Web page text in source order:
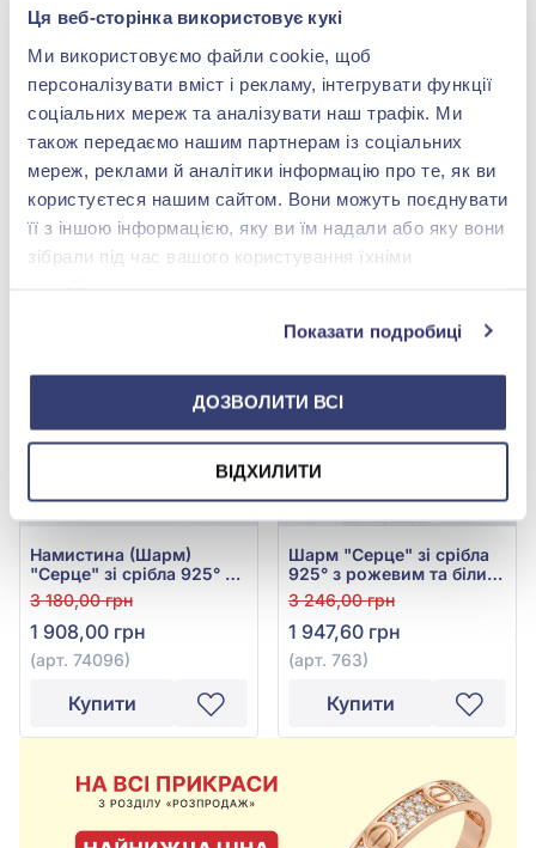
Ця веб-сторінка використовує кукі
Ми використовуємо файли cookie, щоб
персоналізувати вміст і рекламу, інтегрувати функції
соціальних мереж та аналізувати наш трафік. Ми
також передаємо нашим партнерам із соціальних
мереж, реклами й аналітики інформацію про те, як ви
користуєтеся нашим сайтом. Вони можуть поєднувати
її з іншою інформацією, яку ви їм надали або яку вони
зібрали під час вашого користування їхніми
Показати подробиці
ДОЗВОЛИТИ ВСІ
ВІДХИЛИТИ
Підвіска «Ведмедик» зі
срібла 925° з рожевим
фіанітом/куб.цирконієм,
червоною та чорною
емаллю, арт. 127768
11 854,00 грн
7 112,40 грн
(арт. 127768)
Купити
Намистина (Шарм)
"Серце" зі срібла 925° з
Рожевим Фіанітом/
куб.цирконієм, Рожевою
та Чорною Емаллю, арт.
127993
5 899,00 грн
3 539,40 грн
(арт. 127993)
Купити
Намистина (Шарм)
"Серце" зі срібла 925° з
рожевим фіанітом та
емаллю, арт. 74096
3 180,00 грн
1 908,00 грн
(арт. 74096)
Купити
Шарм "Серце" зі срібла
925° з рожевим та білим
фіанітом, арт. 763
3 246,00 грн
1 947,60 грн
(арт. 763)
Купити